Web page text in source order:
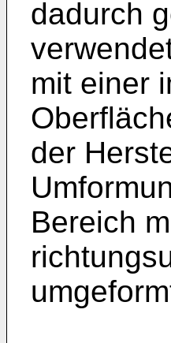
dadurch
mit einer
der
Bereich